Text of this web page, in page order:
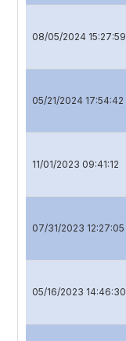
08/05/2024 15:27:59
05/21/2024 17:54:42
11/01/2023 09:41:12
07/31/2023 12:27:05
05/16/2023 14:46:30